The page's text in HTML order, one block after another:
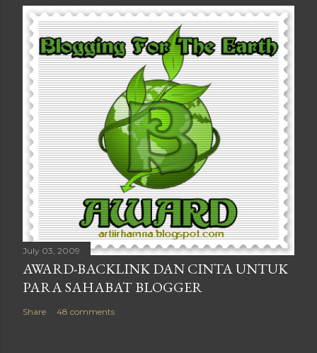
July 03, 2009
AWARD-BACKLINK DAN CINTA UNTUK
PARA SAHABAT BLOGGER
Share 48 comments